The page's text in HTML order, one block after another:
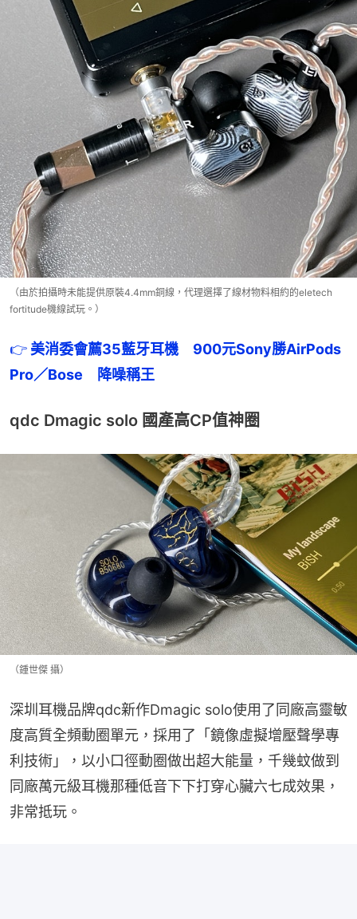
（由於拍攝時未能提供原裝4.4mm銅線，代理選擇了線材物料相約的eletech
fortitude機線試玩。）
👉 美消委會薦35藍牙耳機　900元Sony勝AirPods
Pro／Bose　降噪稱王
qdc Dmagic solo 國產高CP值神圈
（鍾世傑 攝）
深圳耳機品牌qdc新作Dmagic solo使用了同廠高靈敏
度高質全頻動圈單元，採用了「鏡像虛擬增壓聲學專
利技術」，以小口徑動圈做出超大能量，千幾蚊做到
同廠萬元級耳機那種低音下下打穿心臟六七成效果，
非常抵玩。